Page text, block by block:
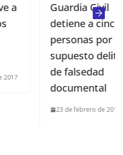
Guardia Civil
detiene a cinco
personas por un
supuesto delito
de falsedad
documental
23 de febrero de 2016